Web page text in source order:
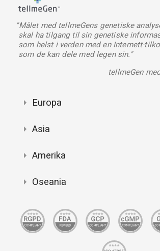
"Målet med tellmeGens genetiske
skal ha tilgang til sin genetiske
som helst i verden med en Internett-
som de kan dele med legen sin."
tellmeGen
Europa
Asia
Amerika
Oseania